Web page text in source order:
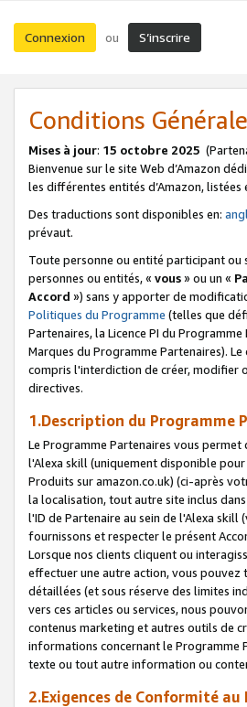
Connexion ou S’inscrire
Conditions
Mises à jour: 15 octobre 2025
Bienvenue sur le site Web d’Amazon
les différentes entités d’Amazon, listées
Des traductions sont disponibles en:
prévaut.
Toute personne ou entité participant
personnes ou entités, « vous» ou un «
Accord ») sans y apporter de
Politiques du Programme (telles que
Partenaires, la Licence PI du
Marques du Programme Partenaires).
compris l'interdiction de créer, modifier
directives.
1.Description du Programme
Le Programme Partenaires vous
l'Alexa skill (uniquement disponible
Produits sur amazon.co.uk) (ci-après
la localisation, tout autre site inclus
l'ID de Partenaire au sein de l'Alexa
fournissons et respecter le présent
Lorsque nos clients cliquent ou
effectuer une autre action, vous
détaillées (et sous réserve des limites
vers ces articles ou services, nous
contenus marketing et autres outils de
informations concernant le Programme
texte ou tout autre information ou
2.Exigences de Conformité